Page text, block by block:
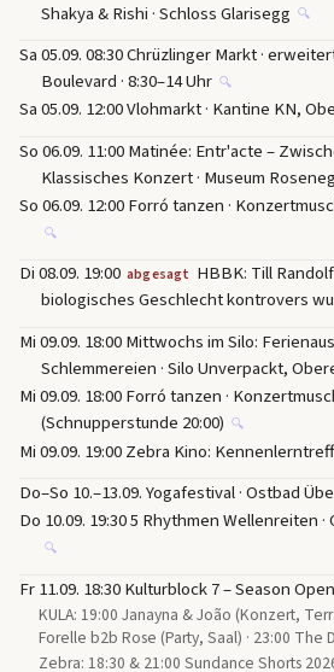
Shakya & Rishi · Schloss Glarisegg 🔍
Sa 05.09. 08:30 Chrüzlinger Markt ·
Boulevard · 8:30–14 Uhr 🔍
Sa 05.09. 12:00 Vlohmarkt · Kantine KN,
So 06.09. 11:00 Matinée: Entr'acte –
Klassisches Konzert · Museum
So 06.09. 12:00 Forró tanzen ·
🔍
Di 08.09. 19:00 abgesagt HBBK: Till
biologisches Geschlecht kontrovers
Mi 09.09. 18:00 Mittwochs im Silo:
Schlemmereien · Silo Unverpackt,
Mi 09.09. 18:00 Forró tanzen ·
(Schnupperstunde 20:00) 🔍
Mi 09.09. 19:00 Zebra Kino:
Do–So 10.–13.09. Yogafestival · Ostbad
Do 10.09. 19:30 5 Rhythmen Wellenreiten
🔍
Fr 11.09. 18:30 Kulturblock 7 – Season
KULA: 19:00 Janayna & João (Konzert,
Forelle b2b Rose (Party, Saal) · 23:00
Zebra: 18:30 & 21:00 Sundance Shorts